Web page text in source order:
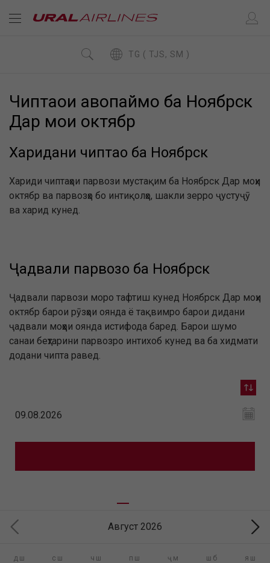
TG ( TJS, SM )
Чиптаҳои ҳавопаймо ба Ноябрск
Дар моҳи октябр
Харидани чиптаҳо ба Ноябрск
Хариди чиптаҳои парвози мустақим ба Ноябрск Дар моҳи
октябр ва парвозҳо бо интиқолҳо, шакли зерро ҷустуҷӯ
ва харид кунед.
Ҷадвали парвозҳо ба Ноябрск
Ҷадвали парвози моро тафтиш кунед Ноябрск Дар моҳи
октябр барои рӯзҳои оянда ё тақвимро барои дидани
ҷадвали моҳҳои оянда истифода баред. Барои шумо
санаи беҳтарини парвозро интихоб кунед ва ба хидмати
додани чипта равед.
Август 2026
дш сш чш пш ҷм шб яш